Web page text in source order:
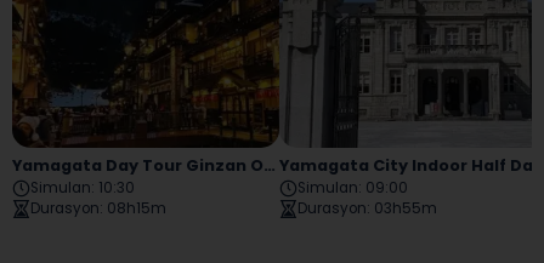
Yamagata Day Tour Ginzan Onsen
Simulan: 10:30
Durasyon: 08h15m
Simulan: 09:00
Durasyon: 03h55m